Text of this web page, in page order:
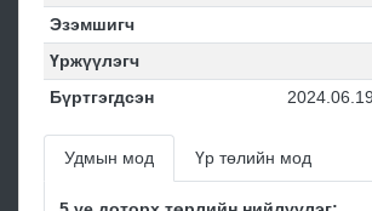
Эзэмшигч
Үржүүлэгч
Бүртгэгдсэн
2024.06.19
Удмын мод Үр төлийн мод